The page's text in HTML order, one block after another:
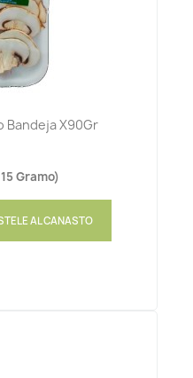
Bandeja X90Gr
Gramo)
AL CANASTO